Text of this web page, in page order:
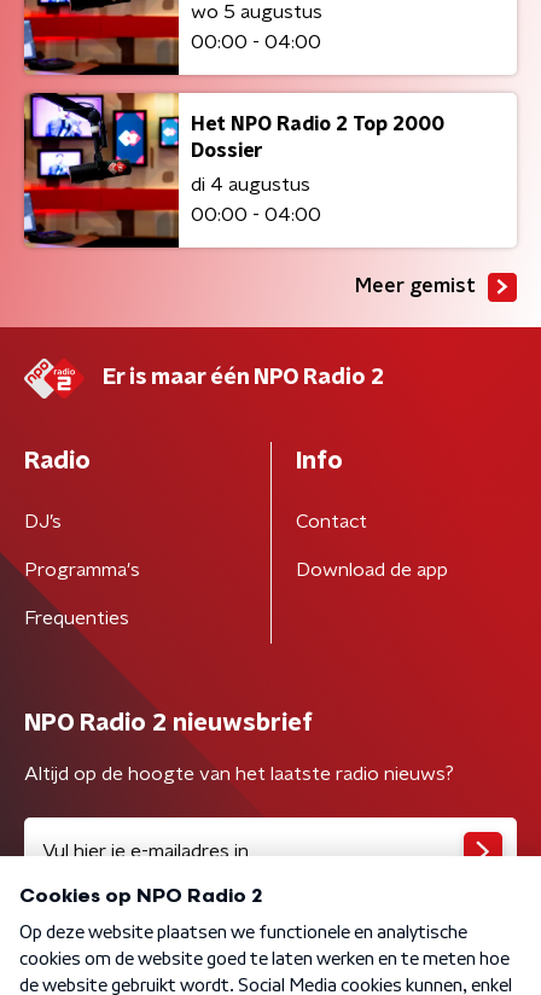
wo 5 augustus
00:00 - 04:00
Het NPO Radio 2 Top 2000
Dossier
di 4 augustus
00:00 - 04:00
Meer gemist
Er is maar één NPO Radio 2
Radio
DJ’s
Programma's
Frequenties
Info
Contact
Download de app
NPO Radio 2 nieuwsbrief
Altijd op de hoogte van het laatste radio nieuws?